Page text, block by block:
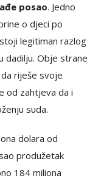
posao. Jedno
o djeci po
legitiman razlog
dadilju. Obje strane
riješe svoje
od zahtjeva da i
suda.
dolara od
produžetak
184 miliona